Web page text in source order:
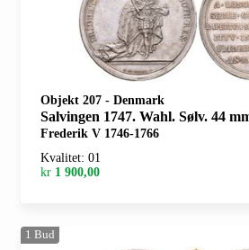
Objekt 207 - Denmark
Salvingen 1747. Wahl. Sølv. 44
Frederik V 1746-1766
Kvalitet: 01
kr 1 900,00
1 Bud